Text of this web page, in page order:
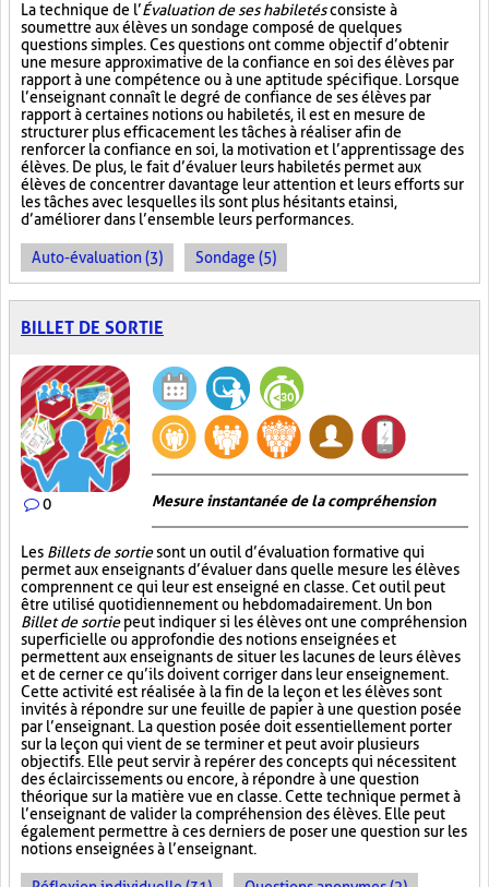
La technique de l’Évaluation de ses habiletésconsiste à
soumettre aux élèves un sondage composé de quelques
questions simples. Ces questions ont comme objectif d’obtenir
une mesure approximative de la confiance en soi des élèves par
rapport à une compétence ou à une aptitude spécifique. Lorsque
l’enseignant connaît le degré de confiance de ses élèves par
rapport à certaines notions ou habiletés, il est en mesure de
structurer plus efficacement les tâches à réaliser afin de
renforcer la confiance en soi, la motivation et l’apprentissage des
élèves. De plus, le fait d’évaluer leurs habiletés permet aux
élèves de concentrer davantage leur attention et leurs efforts sur
les tâches avec lesquelles ils sont plus hésitants et ainsi,
d’améliorer dans l’ensemble leurs performances.
Auto-évaluation (3) Sondage (5)
BILLET DE SORTIE
0 Mesure instantanée de la compréhension
Les Billets de sortiesont un outil d’évaluation formative qui
permet aux enseignants d’évaluer dans quelle mesure les élèves
comprennent ce qui leur est enseigné en classe. Cet outil peut
être utilisé quotidiennement ou hebdomadairement. Un bon
Billet de sortiepeut indiquer si les élèves ont une compréhension
superficielle ou approfondie des notions enseignées et
permettent aux enseignants de situer les lacunes de leurs élèves
et de cerner ce qu’ils doivent corriger dans leur enseignement.
Cette activité est réalisée à la fin de la leçon et les élèves sont
invités à répondre sur une feuille de papier à une question posée
par l’enseignant. La question posée doit essentiellement porter
sur la leçon qui vient de se terminer et peut avoir plusieurs
objectifs. Elle peut servir à repérer des concepts qui nécessitent
des éclaircissements ou encore, à répondre à une question
théorique sur la matière vue en classe. Cette technique permet à
l’enseignant de valider la compréhension des élèves. Elle peut
également permettre à ces derniers de poser une question sur les
notions enseignées à l’enseignant.